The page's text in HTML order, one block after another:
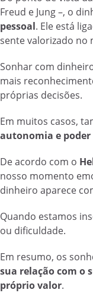
Freud e Jung –, o
pessoal. Ele está
sente valorizado no
Sonhar com
mais
próprias decisões.
Em muitos casos,
autonomia e
De acordo com o
nosso momento
dinheiro aparece
Quando estamos
ou dificuldade.
Em resumo, os
sua relação com o
próprio valor.